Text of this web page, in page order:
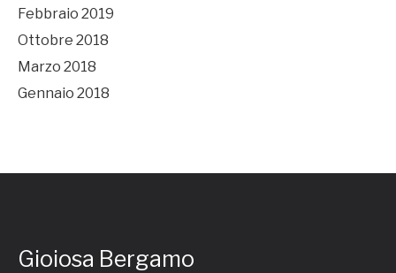
Febbraio 2019
Ottobre 2018
Marzo 2018
Gennaio 2018
Gioiosa Bergamo